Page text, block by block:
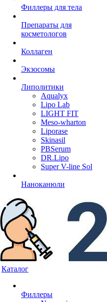
Филлеры для тела
Препараты для
косметологов
Коллаген
Экзосомы
Липолитики
Aqualyx
Lipo Lab
LIGHT FIT
Meso-wharton
Liporase
Skinasil
PBSerum
DR.Lipo
Super V-line Sol
Наноканюли
Каталог
Филлеры